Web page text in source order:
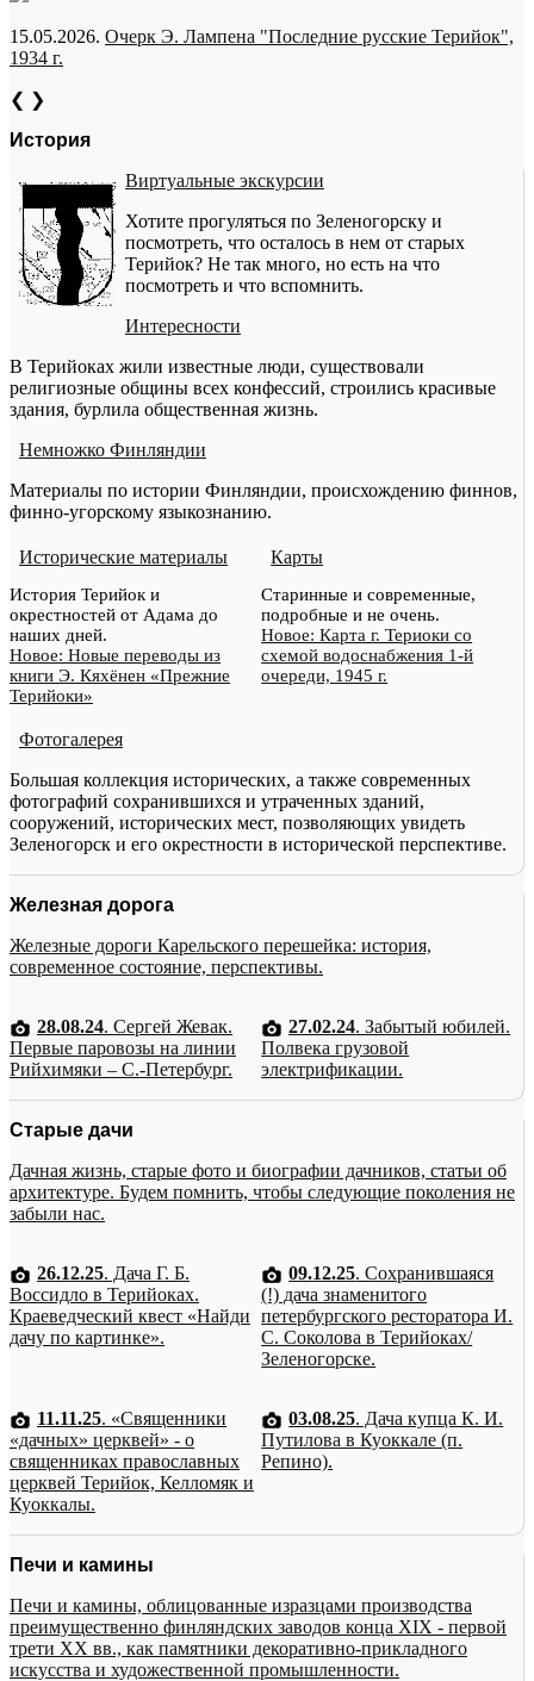
15.05.2026. Очерк Э. Лампена "Последние русские Терийок",
1934 г.
❮ ❯
История
Виртуальные экскурсии
Хотите прогуляться по Зеленогорску и
посмотреть, что осталось в нем от старых
Терийок? Не так много, но есть на что
посмотреть и что вспомнить.
Интересности
В Терийоках жили известные люди, существовали
религиозные общины всех конфессий, строились красивые
здания, бурлила общественная жизнь.
Немножко Финляндии
Материалы по истории Финляндии, происхождению финнов,
финно-угорскому языкознанию.
Исторические материалы
История Терийок и
окрестностей от Адама до
наших дней.
Новое: Новые переводы из
книги Э. Кяхёнен «Прежние
Терийоки»
Карты
Старинные и современные,
подробные и не очень.
Новое: Карта г. Териоки со
схемой водоснабжения 1-й
очереди, 1945 г.
Фотогалерея
Большая коллекция исторических, а также современных
фотографий сохранившихся и утраченных зданий,
сооружений, исторических мест, позволяющих увидеть
Зеленогорск и его окрестности в исторической перспективе.
Железная дорога
Железные дороги Карельского перешейка: история,
современное состояние, перспективы.
28.08.24. Сергей Жевак.
Первые паровозы на линии
Рийхимяки – С.-Петербург.
27.02.24. Забытый юбилей.
Полвека грузовой
электрификации.
Старые дачи
Дачная жизнь, старые фото и биографии дачников, статьи об
архитектуре. Будем помнить, чтобы следующие поколения не
забыли нас.
26.12.25. Дача Г. Б.
Воссидло в Терийоках.
Краеведческий квест «Найди
дачу по картинке».
09.12.25. Сохранившаяся
(!) дача знаменитого
петербургского ресторатора И.
С. Соколова в Терийоках/
Зеленогорске.
11.11.25. «Священники
«дачных» церквей» - о
священниках православных
церквей Терийок, Келломяк и
Куоккалы.
03.08.25. Дача купца К. И.
Путилова в Куоккале (п.
Репино).
Печи и камины
Печи и камины, облицованные изразцами производства
преимущественно финляндских заводов конца XIX - первой
трети XX вв., как памятники декоративно-прикладного
искусства и художественной промышленности.